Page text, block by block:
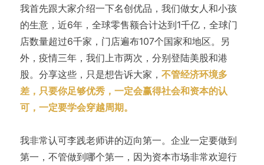
我首先跟大家介绍一下名创优品，我们做女人和小孩
的生意，近6年，全球零售额合计达到1千亿，全球门
店数量超过6千家，门店遍布107个国家和地区。另
外，疫情三年，我们上市两次，分别登陆美股和港
股。分享这些，只是想告诉大家， 不管经济环境多
差，只要你足够优秀，一定会赢得社会和资本的认
可，一定要学会穿越周期。
我非常认可李践老师讲的迈向第一。企业一定要做到
第一，不管做到哪个第一，因为资本市场非常欢迎行